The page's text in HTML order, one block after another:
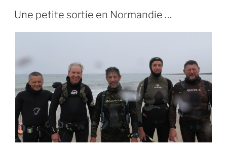
Une petite sortie en Normandie …